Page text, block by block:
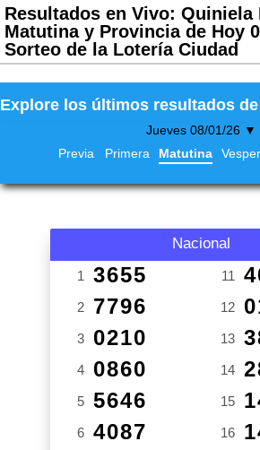
Resultados en Vivo: Quiniela
Matutina y Provincia de Hoy
Sorteo de la Lotería Ciudad
Explore los últimos resultados
Jueves 08/01/26 ▼
Previa
Primera Matutina
Nacional
1 3655
2 7796
3 0210
4 0860
5 5646
6 4087
11
12
13
14
15
16